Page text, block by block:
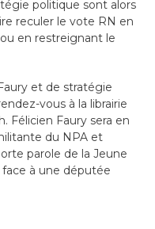
politique sont alors
reculer le vote RN en
en restreignant le
et de stratégie
vous à la librairie
Félicien Faury sera en
du NPA et
parole de la Jeune
à une députée